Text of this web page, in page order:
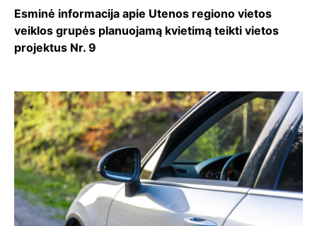
Esminė informacija apie Utenos regiono vietos
veiklos grupės planuojamą kvietimą teikti vietos
projektus Nr. 9